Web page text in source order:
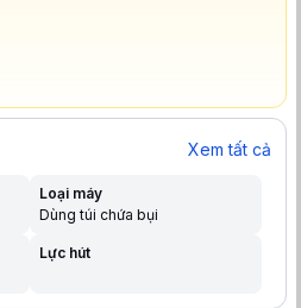
Xem tất cả
Loại máy
Dùng túi chứa bụi
Lực hút